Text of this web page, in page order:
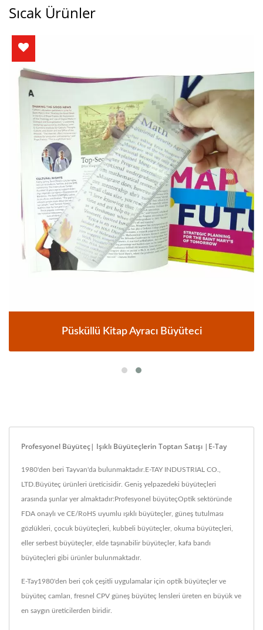
Sıcak Ürünler
Püsküllü Kitap Ayracı Büyüteci
Profesyonel Büyüteç| Işıklı Büyüteçlerin Toptan Satışı |E-Tay
1980'den beri Tayvan'da bulunmaktadır.E-TAY INDUSTRIAL CO.,
LTD.Büyüteç ürünleri üreticisidir. Geniş yelpazedeki büyüteçleri
arasında şunlar yer almaktadır:Profesyonel büyüteçOptik sektöründe
FDA onaylı ve CE/RoHS uyumlu ışıklı büyüteçler, güneş tutulması
gözlükleri, çocuk büyüteçleri, kubbeli büyüteçler, okuma büyüteçleri,
eller serbest büyüteçler, elde taşınabilir büyüteçler, kafa bandı
büyüteçleri gibi ürünler bulunmaktadır.
E-Tay1980'den beri çok çeşitli uygulamalar için optik büyüteçler ve
büyüteç camları, fresnel CPV güneş büyüteç lensleri üreten en büyük ve
en saygın üreticilerden biridir.